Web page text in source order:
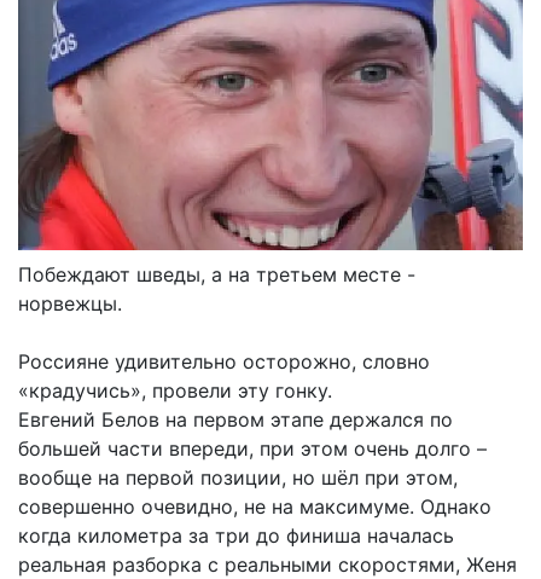
Побеждают шведы, а на третьем месте -
норвежцы.
Россияне удивительно осторожно, словно
«крадучись», провели эту гонку.
Евгений Белов на первом этапе держался по
большей части впереди, при этом очень долго –
вообще на первой позиции, но шёл при этом,
совершенно очевидно, не на максимуме. Однако
когда километра за три до финиша началась
реальная разборка с реальными скоростями, Женя